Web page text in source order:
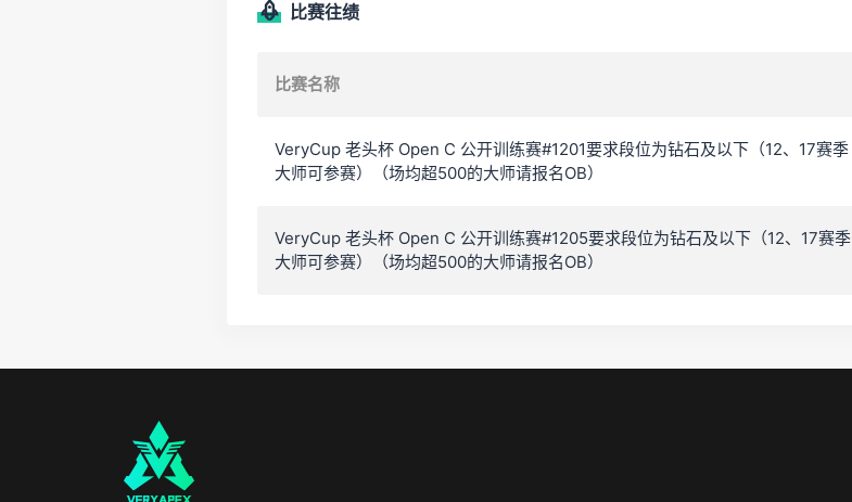
比赛往绩
比赛名称
VeryCup 老头杯 Open C 公开训练赛#1201要求段位为钻石及以下（12、17赛季
大师可参赛）（场均超500的大师请报名OB）
VeryCup 老头杯 Open C 公开训练赛#1205要求段位为钻石及以下（12、17赛季
大师可参赛）（场均超500的大师请报名OB）